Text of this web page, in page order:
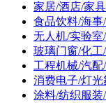
家居/酒店/家
食品饮料/海
无人机/实验
玻璃门窗/化工
工程机械/汽
消费电子/灯
涂料/纺织服装